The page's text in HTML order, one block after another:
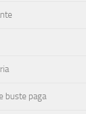
buste paga